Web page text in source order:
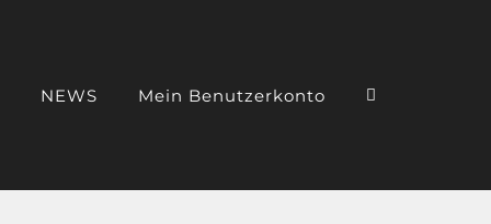
NEWS Mein Benutzerkonto